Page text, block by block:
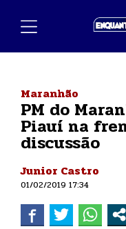
Maranhão
PM do
Piauí na
discussão
Junior Castro
01/02/2019 17:34